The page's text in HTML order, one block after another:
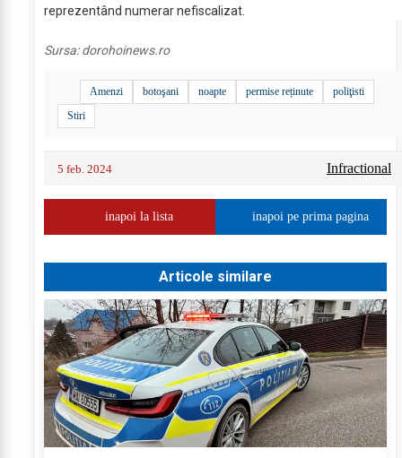
reprezentând numerar nefiscalizat.
Sursa:dorohoinews.ro
Amenzi botoşani noapte permise reținute
poliţisti
Stiri
5 feb. 2024 Infractional
inapoi la lista inapoi pe prima pagina
Articole similare